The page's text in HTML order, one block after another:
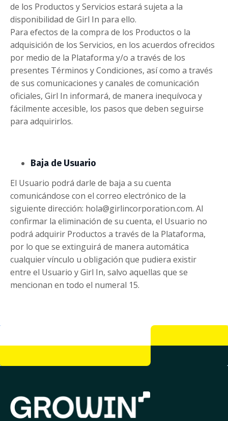
de los Productos y Servicios estará sujeta a la
disponibilidad de Girl In para ello.
Para efectos de la compra de los Productos o la
adquisición de los Servicios, en los acuerdos ofrecidos
por medio de la Plataforma y/o a través de los
presentes Términos y Condiciones, así como a través
de sus comunicaciones y canales de comunicación
oficiales, Girl In informará, de manera inequívoca y
fácilmente accesible, los pasos que deben seguirse
para adquirirlos.
Baja de Usuario
El Usuario podrá darle de baja a su cuenta
comunicándose con el correo electrónico de la
siguiente dirección: hola@girlincorporation.com. Al
confirmar la eliminación de su cuenta, el Usuario no
podrá adquirir Productos a través de la Plataforma,
por lo que se extinguirá de manera automática
cualquier vínculo u obligación que pudiera existir
entre el Usuario y Girl In, salvo aquellas que se
mencionan en todo el numeral 15.